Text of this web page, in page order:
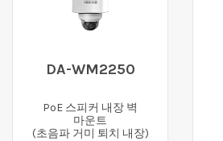
DA-WM2250
PoE 스피커 내장 벽
마운트
(초음파 거미 퇴치 내장)